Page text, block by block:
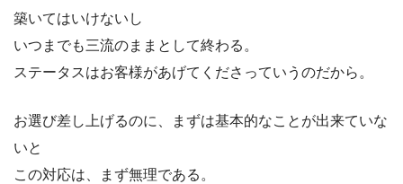
築いてはいけないし
いつまでも三流のままとして終わる。
ステータスはお客様があげてくださっていうのだから。
お選び差し上げるのに、まずは基本的なことが出来ていな
いと
この対応は、まず無理である。